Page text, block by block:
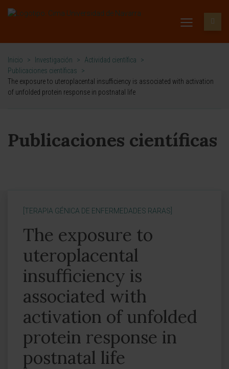
Inicio > Investigación > Actividad científica
>
Publicaciones científicas
>
The exposure to uteroplacental insufficiency is associated with activation
of unfolded protein response in postnatal life
Publicaciones científicas
[TERAPIA GÉNICA DE ENFERMEDADES RARAS]
The exposure to
uteroplacental
insufficiency is
associated with
activation of unfolded
protein response in
postnatal life